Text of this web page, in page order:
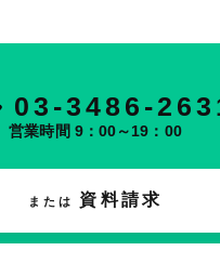
03-3486-
営業時間 9：00～19：00
または 資料請求